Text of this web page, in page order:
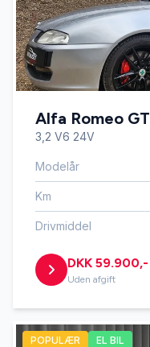
Alfa Romeo GT
3,2 V6 24V
Modelår
Km
Drivmiddel
DKK 59.900,-
Uden afgift
POPULÆR EL BIL